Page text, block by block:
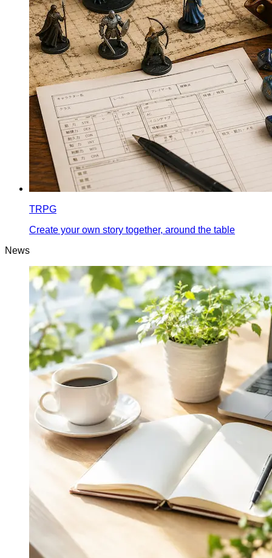
TRPG
Create your own story together, around the table
News